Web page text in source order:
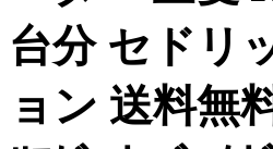
台分 セドリ
ョン 送料無